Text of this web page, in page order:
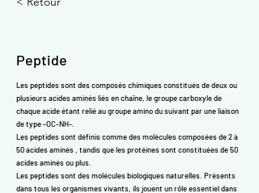
Peptide
Les peptides sont des composés chimiques constitués de deux ou
plusieursacides aminésliés en chaîne, le groupe carboxyle de
chaque acide étant relié au groupe amino du suivant par une liaison
de type -OC-NH-.
Les peptides sont définis comme des molécules composées de 2 à
50acides aminés , tandis que les protéines sont constituées de 50
acides aminés ou plus.
Les peptides sont des molécules biologiques naturelles. Présents
dans tous les organismes vivants, ils jouent un rôle essentiel dans